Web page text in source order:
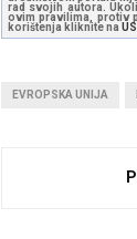
rad svojih autora.
ovim pravilima, protiv
korištenja kliknite na
EVROPSKA UNIJA